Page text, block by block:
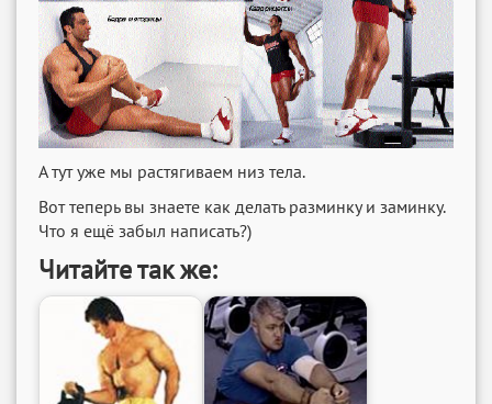
А тут уже мы растягиваем низ тела.
Вот теперь вы знаете как делать разминку и заминку.
Что я ещё забыл написать?)
Читайте так же: